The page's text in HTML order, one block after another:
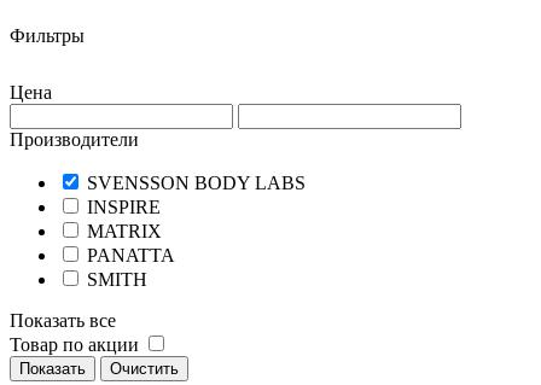
Фильтры
Цена
Производители
SVENSSON BODY LABS
INSPIRE
MATRIX
PANATTA
SMITH
Показать все
Товар по акции
Показать Очистить